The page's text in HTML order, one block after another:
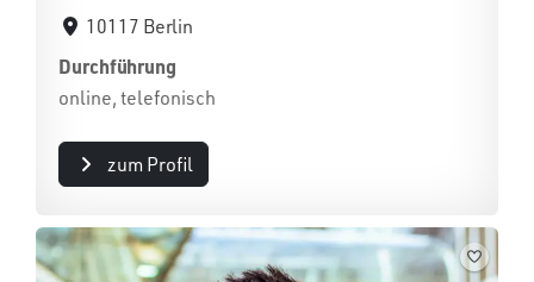
10117 Berlin
Durchführung
online, telefonisch
zum Profil